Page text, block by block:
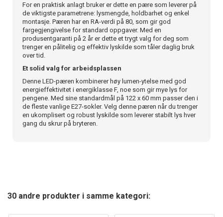
For en praktisk anlagt bruker er dette en pære som leverer på
de viktigste parametrene: lysmengde, holdbarhet og enkel
montasje. Pæren har en RA-verdi på 80, som gir god
fargegjengivelse for standard oppgaver. Med en
produsentgaranti på 2 år er dette et trygt valg for deg som
trenger en pålitelig og effektiv lyskilde som tåler daglig bruk
over tid.
Et solid valg for arbeidsplassen
Denne LED-pæren kombinerer høy lumen-ytelse med god
energieffektivitet i energiklasse F, noe som gir mye lys for
pengene. Med sine standardmål på 122 x 60 mm passer den i
de fleste vanlige E27-sokler. Velg denne pæren når du trenger
en ukomplisert og robust lyskilde som leverer stabilt lys hver
gang du skrur på bryteren.
30 andre produkter i samme kategori: